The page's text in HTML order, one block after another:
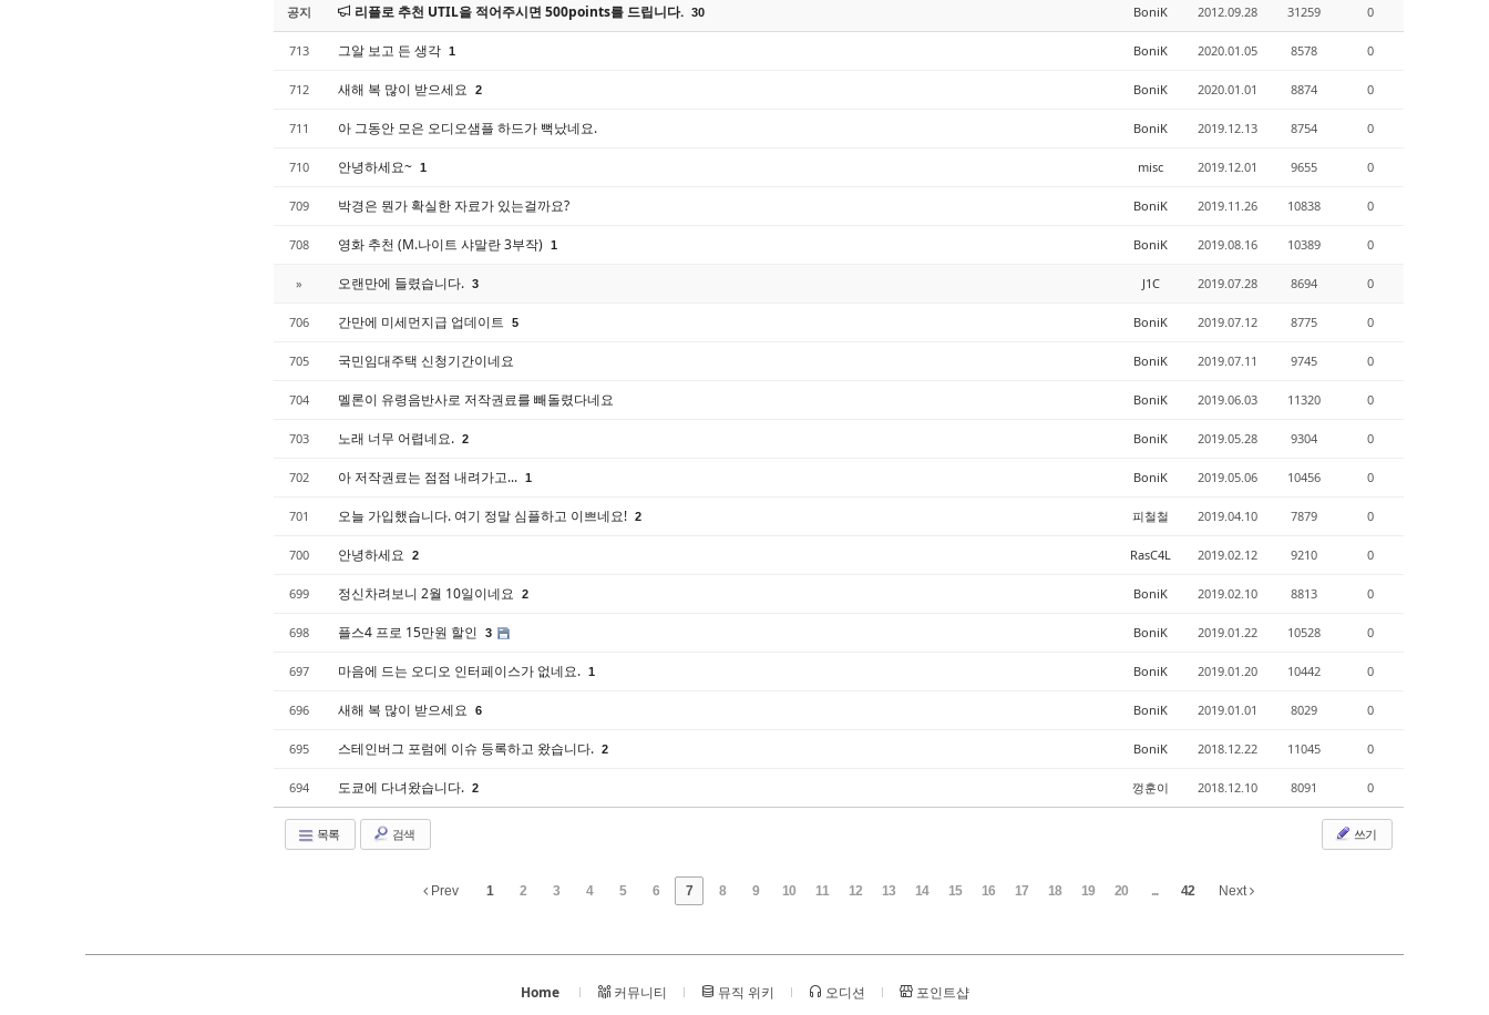
공지 리플로 추천 UTIL을 적어주시면 500points를 드립니다. 30 BoniK 2012.09.28 31259 0
713 그알 보고 든 생각 1 BoniK 2020.01.05 8578 0
712 새해 복 많이 받으세요 2 BoniK 2020.01.01 8874 0
711 아 그동안 모은 오디오샘플 하드가 뻑났네요. BoniK 2019.12.13 8754 0
710 안녕하세요~ 1 misc 2019.12.01 9655 0
709 박경은 뭔가 확실한 자료가 있는걸까요? BoniK 2019.11.26 10838 0
708 영화 추천 (M.나이트 샤말란 3부작) 1 BoniK 2019.08.16 10389 0
» 오랜만에 들렸습니다. 3 J1C 2019.07.28 8694 0
706 간만에 미세먼지급 업데이트 5 BoniK 2019.07.12 8775 0
705 국민임대주택 신청기간이네요 BoniK 2019.07.11 9745 0
704 멜론이 유령음반사로 저작권료를 빼돌렸다네요 BoniK 2019.06.03 11320 0
703 노래 너무 어렵네요. 2 BoniK 2019.05.28 9304 0
702 아 저작권료는 점점 내려가고... 1 BoniK 2019.05.06 10456 0
701 오늘 가입했습니다. 여기 정말 심플하고 이쁘네요! 2 피철철 2019.04.10 7879 0
700 안녕하세요 2 RasC4L 2019.02.12 9210 0
699 정신차려보니 2월 10일이네요 2 BoniK 2019.02.10 8813 0
698 플스4 프로 15만원 할인 3 BoniK 2019.01.22 10528 0
697 마음에 드는 오디오 인터페이스가 없네요. 1 BoniK 2019.01.20 10442 0
696 새해 복 많이 받으세요 6 BoniK 2019.01.01 8029 0
695 스테인버그 포럼에 이슈 등록하고 왔습니다. 2 BoniK 2018.12.22 11045 0
694 도쿄에 다녀왔습니다. 2 껑훈이 2018.12.10 8091 0
목록 검색 쓰기
Prev 1 2 3 4 5 6 7 8 9 10 11 12 13 14 15 16 17 18 19 20 ... 42 Next
Home 커뮤니티 뮤직 위키 오디션 포인트샵